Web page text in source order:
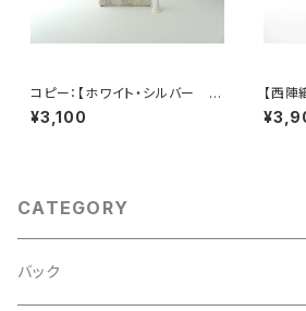
コピー：【ホワイト・シルバー シ
ルク帯 リメイク バッグチャー
ム型ミニポーチ】カードケース、
¥3,100
【西
雲取
リメイ
CATEGORY
バック